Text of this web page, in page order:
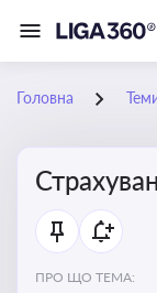
Головна
ПРО ЩО ТЕМА: